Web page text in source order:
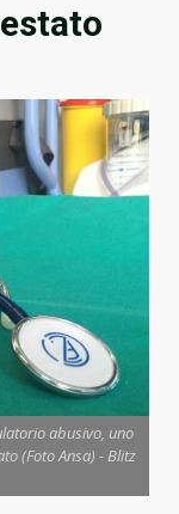
abusivo, uno
(Foto Ansa) - Blitz